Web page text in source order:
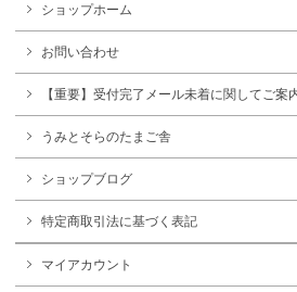
ショップホーム
お問い合わせ
【重要】受付完了メール未着に関してご案
うみとそらのたまご舎
ショップブログ
特定商取引法に基づく表記
マイアカウント